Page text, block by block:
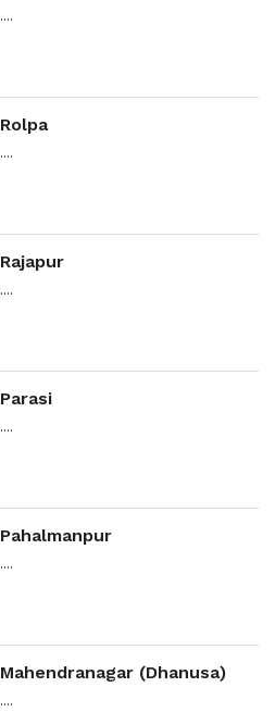
....
Rolpa
....
Rajapur
....
Parasi
....
Pahalmanpur
....
Mahendranagar (Dhanusa)
....